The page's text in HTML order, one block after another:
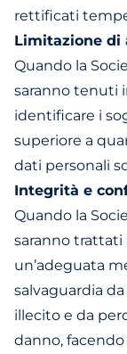
rettificati
Limitazione di
Quando la
saranno tenuti
identificare i
superiore a
dati personali
Integrità e
Quando la
saranno trattati
un’adeguata
salvaguardia
illecito e da
danno,